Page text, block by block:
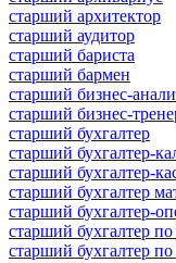
старший архитектор
старший аудитор
старший бариста
старший бармен
старший бизнес-
старший бизнес-
старший бухгалтер
старший бухгалтер-
старший бухгалтер-
старший бухгалтер
старший бухгалтер-
старший бухгалтер
старший бухгалтер